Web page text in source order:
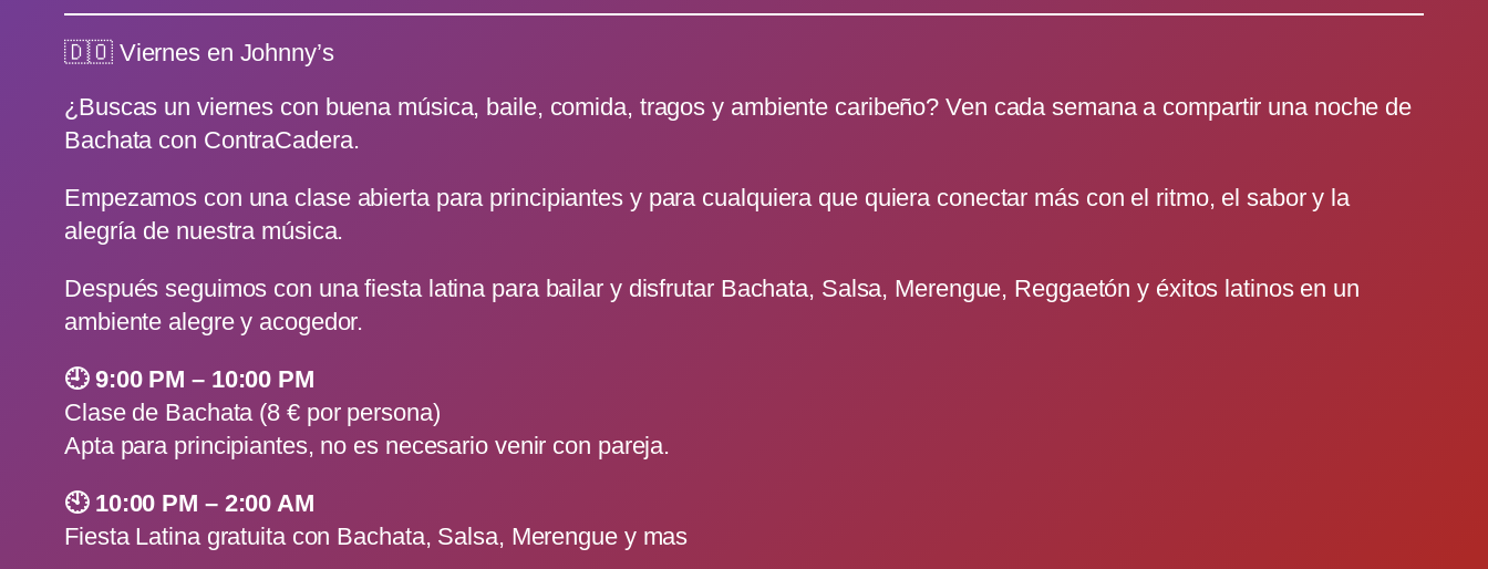
🇩🇴 Viernes en Johnny’s
¿Buscas un viernes con buena música, baile, comida, tragos y ambiente caribeño? Ven cada semana a compartir una noche de
Bachata con ContraCadera.
Empezamos con una clase abierta para principiantes y para cualquiera que quiera conectar más con el ritmo, el sabor y la
alegría de nuestra música.
Después seguimos con una fiesta latina para bailar y disfrutar Bachata, Salsa, Merengue, Reggaetón y éxitos latinos en un
ambiente alegre y acogedor.
🕘 9:00 PM – 10:00 PM
Clase de Bachata (8 € por persona)
Apta para principiantes, no es necesario venir con pareja.
🕙 10:00 PM – 2:00 AM
Fiesta Latina gratuita con Bachata, Salsa, Merengue y mas